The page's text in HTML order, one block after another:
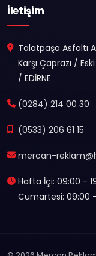
İletişim
Talatpaşa Asfaltı
Karşı Çaprazı /
/ EDİRNE
(0284) 214 00 30
(0533) 206 61 15
mercan-
Hafta İçi: 09:00 -
Cumartesi: 09:00